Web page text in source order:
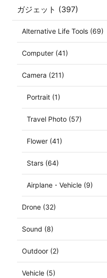
ガジェット (397)
Alternative Life Tools (69)
Computer (41)
Camera (211)
Portrait (1)
Travel Photo (57)
Flower (41)
Stars (64)
Airplane・Vehicle (9)
Drone (32)
Sound (8)
Outdoor (2)
Vehicle (5)